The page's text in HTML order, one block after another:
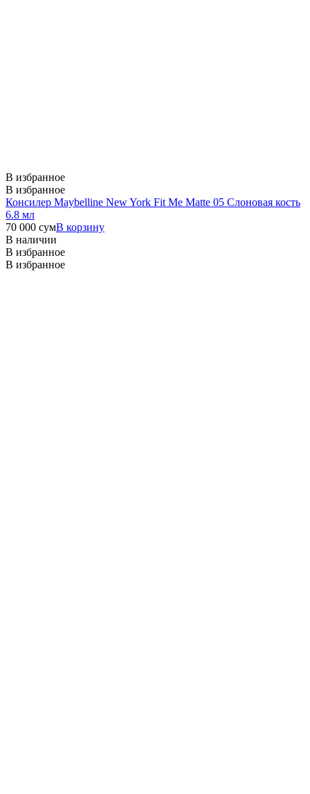
В избранное
В избранное
Консилер Maybelline New York Fit Me Matte 05 Слоновая кость
6.8 мл
70 000 сумВ корзину
В наличии
В избранное
В избранное